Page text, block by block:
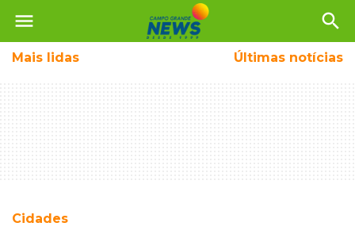
menu search
Mais lidas Últimas notícias
Cidades